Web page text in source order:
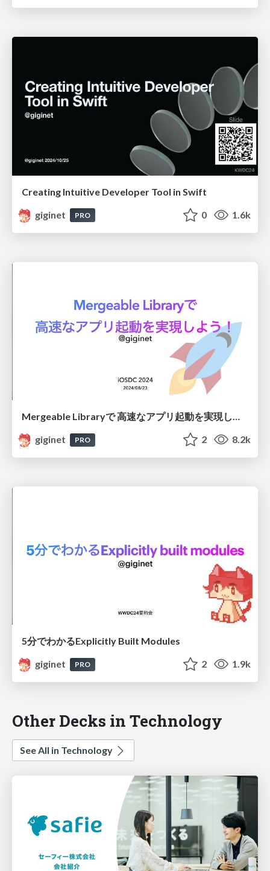
Creating Intuitive Developer Tool in Swift
giginet
PRO 0 1.6k
Mergeable Libraryで 高速なアプリ起動を実現しよう！
giginet
PRO 2 8.2k
5分でわかるExplicitly Built Modules
giginet
PRO 2 1.9k
Other Decks in Technology
See All in Technology